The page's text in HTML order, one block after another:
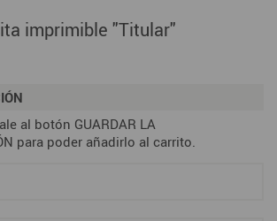
imprimible "Titular"
al botón GUARDAR LA
para poder añadirlo al carrito.